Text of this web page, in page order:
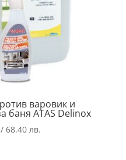
варовик и
баня ATAS Delinox
68.40 лв.Price